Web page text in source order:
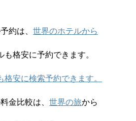
約は、 世界のホテルから
も格安に予約できます。
格安に検索予約できます。
金比較は、 世界の旅から